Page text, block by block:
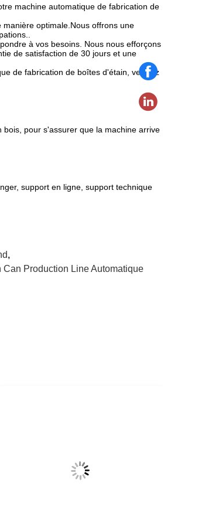
machine automatique de fabrication de
optimale.Nous offrons une
à vos besoins. Nous nous efforçons
de satisfaction de 30 jours et une
de fabrication de boîtes d'étain, veuillez
pour s'assurer que la machine arrive
support en ligne, support technique
,
Can Production Line Automatique